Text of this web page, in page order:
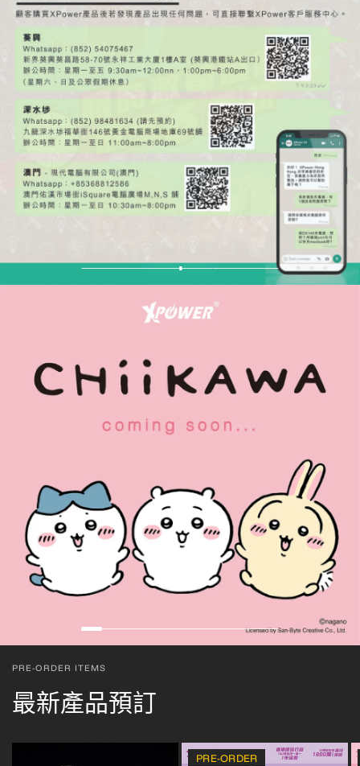
Add descriptive text for your slide here.
Slide Heading
Add descriptive text for your slide here.
SHOP NOW SHOP NOW
SHOP NOW
PRE-ORDER ITEMS
最新產品預訂
PRE-ORDER